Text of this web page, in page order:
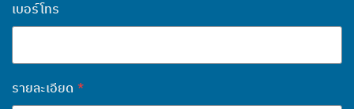
เบอร์โทร
รายละเอียด *